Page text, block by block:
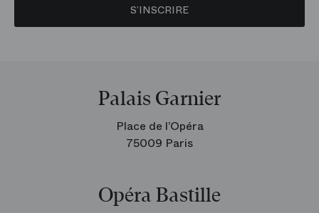
S’INSCRIRE
Palais Garnier
Place de l’Opéra
75009 Paris
Opéra Bastille